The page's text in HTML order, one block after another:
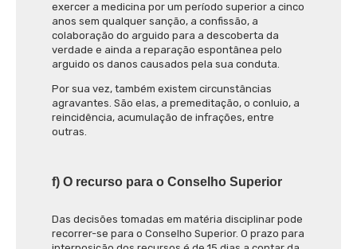
exercer a medicina por um período superior a cinco
anos sem qualquer sanção, a confissão, a
colaboração do arguido para a descoberta da
verdade e ainda a reparação espontânea pelo
arguido os danos causados pela sua conduta.
Por sua vez, também existem circunstâncias
agravantes. São elas, a premeditação, o conluio, a
reincidência, acumulação de infrações, entre
outras.
f) O recurso para o Conselho Superior
Das decisões tomadas em matéria disciplinar pode
recorrer-se para o Conselho Superior. O prazo para